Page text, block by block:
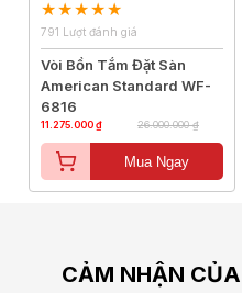
791 Lượt đánh giá
Vòi Bồn Tắm Đặt Sàn
American Standard WF-
6816
11.275.000 ₫ 26.000.000 ₫
Mua Ngay
CẢM NHẬN